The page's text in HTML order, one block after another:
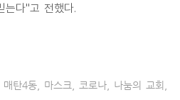
는다"고 전했다.
매탄4동 마스크 코로나 나눔의 교회